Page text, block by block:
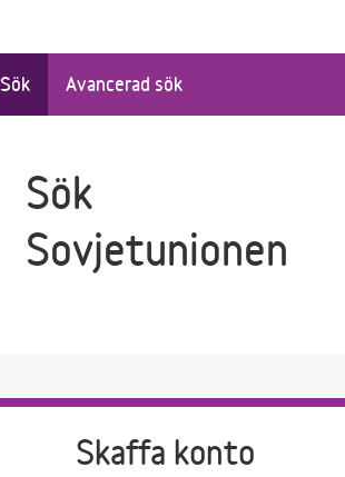
Sök Avancerad sök
Sök
Sovjetunionen
Skaffa konto